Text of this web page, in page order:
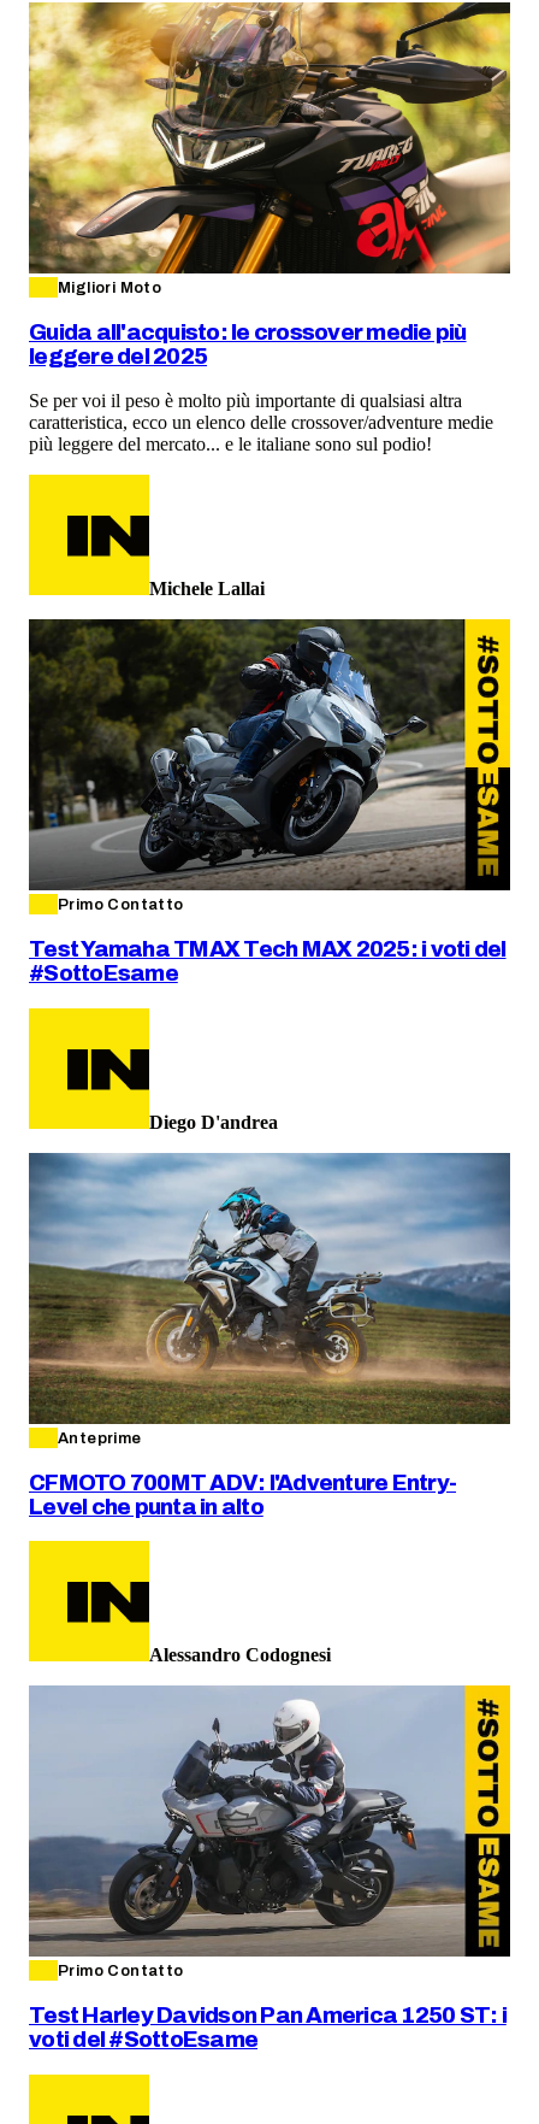
Migliori Moto
Guida all'acquisto: le crossover medie più
leggere del 2025
Se per voi il peso è molto più importante di qualsiasi altra
caratteristica, ecco un elenco delle crossover/adventure medie
più leggere del mercato... e le italiane sono sul podio!
Michele Lallai
Primo Contatto
Test Yamaha TMAX Tech MAX 2025: i voti del
#SottoEsame
Diego D'andrea
Anteprime
CFMOTO 700MT ADV: l'Adventure Entry-
Level che punta in alto
Alessandro Codognesi
Primo Contatto
Test Harley Davidson Pan America 1250 ST: i
voti del #SottoEsame